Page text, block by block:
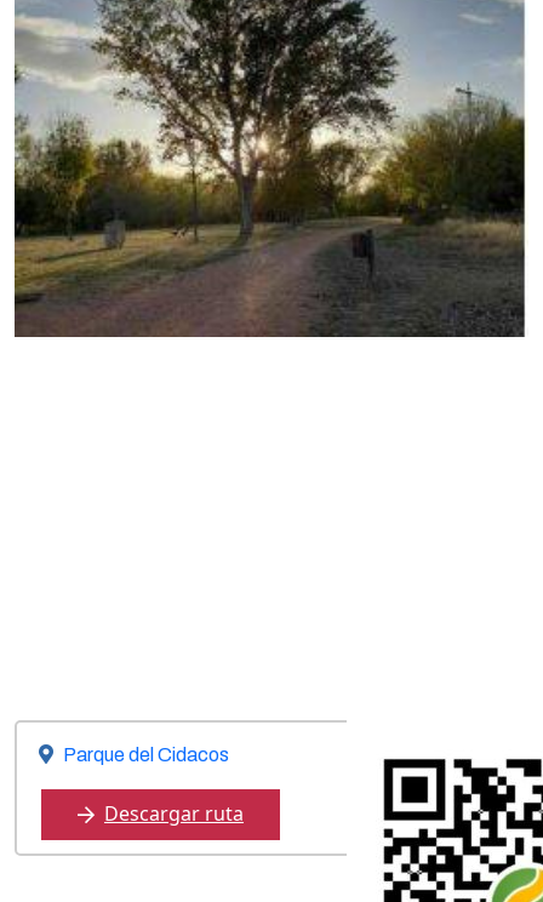
Parque del Cidacos
Descargar ruta